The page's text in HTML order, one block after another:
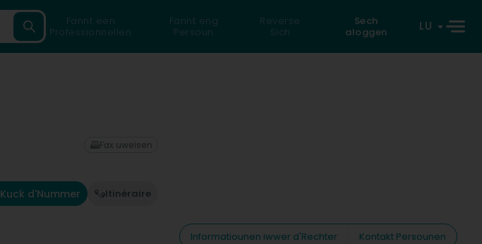
Fannt een
Professionnellen
Fannt eng
Persoun
Reverse
Sich
Sech
aloggen
LU
Kuck d'Nummer Itinéraire
Fax uweisen
Informatiounen iwwer d'Rechter
Kontakt Persounen